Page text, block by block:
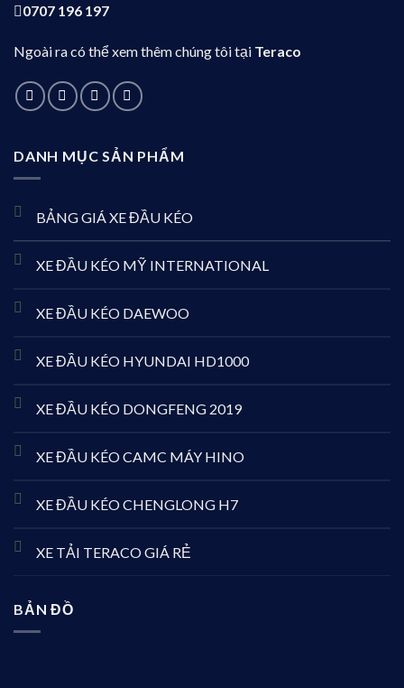
0707 196 197
Ngoài ra có thể xem thêm chúng tôi tại Teraco
DANH MỤC SẢN PHẨM
BẢNG GIÁ XE ĐẦU KÉO
XE ĐẦU KÉO MỸ INTERNATIONAL
XE ĐẦU KÉO DAEWOO
XE ĐẦU KÉO HYUNDAI HD1000
XE ĐẦU KÉO DONGFENG 2019
XE ĐẦU KÉO CAMC MÁY HINO
XE ĐẦU KÉO CHENGLONG H7
XE TẢI TERACO GIÁ RẺ
BẢN ĐỒ